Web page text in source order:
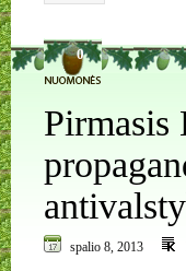
0
Pirmasis
spalio 8, 2013